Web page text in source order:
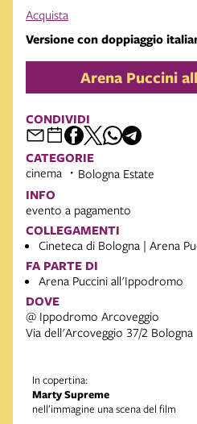
Acquista
Versione con doppiaggio
Arena Puccini
CONDIVIDI
CATEGORIE
cinema Bologna Estate
INFO
evento a pagamento
COLLEGAMENTI
Cineteca di Bologna | Arena
FA PARTE DI
Arena Puccini all'Ippodromo
DOVE
@ Ippodromo Arcoveggio
Via dell'Arcoveggio 37/2 Bologna
In copertina:
Marty Supreme
nell’immagine una scena del film